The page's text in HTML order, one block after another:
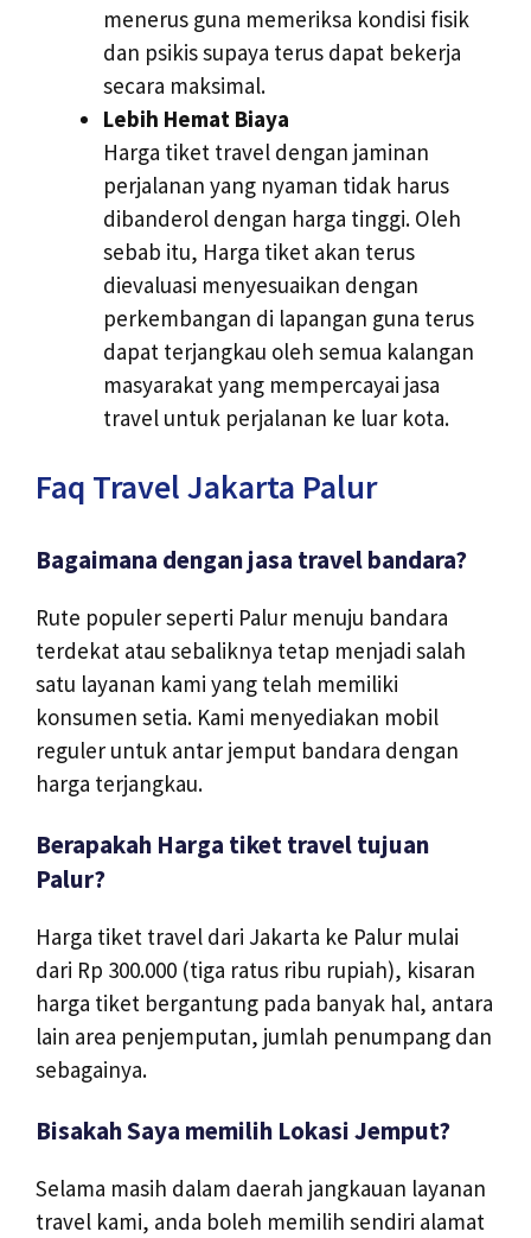
menerus guna memeriksa kondisi fisik
dan psikis supaya terus dapat bekerja
secara maksimal.
Lebih Hemat Biaya
Harga tiket travel dengan jaminan
perjalanan yang nyaman tidak harus
dibanderol dengan harga tinggi. Oleh
sebab itu, Harga tiket akan terus
dievaluasi menyesuaikan dengan
perkembangan di lapangan guna terus
dapat terjangkau oleh semua kalangan
masyarakat yang mempercayai jasa
travel untuk perjalanan ke luar kota.
Faq Travel Jakarta Palur
Bagaimana dengan jasa travel bandara?
Rute populer seperti Palur menuju bandara
terdekat atau sebaliknya tetap menjadi salah
satu layanan kami yang telah memiliki
konsumen setia. Kami menyediakan mobil
reguler untuk antar jemput bandara dengan
harga terjangkau.
Berapakah Harga tiket travel tujuan
Palur?
Harga tiket travel dari Jakarta ke Palur mulai
dari Rp 300.000 (tiga ratus ribu rupiah), kisaran
harga tiket bergantung pada banyak hal, antara
lain area penjemputan, jumlah penumpang dan
sebagainya.
Bisakah Saya memilih Lokasi Jemput?
Selama masih dalam daerah jangkauan layanan
travel kami, anda boleh memilih sendiri alamat